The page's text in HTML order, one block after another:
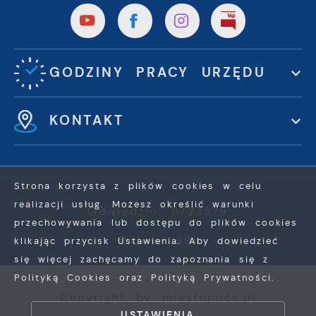
GODZINY PRACY URZĘDU
KONTAKT
Odwiedzin: 3723379
Online: 391
Strona korzysta z plików cookies w celu
realizacji usług. Możesz określić warunki
przechowywania lub dostępu do plików cookies
klikając przycisk Ustawienia. Aby dowiedzieć
się więcej zachęcamy do zapoznania się z
Polityką Cookies oraz Polityką Prywatności.
pośredników prezentujących nasze treści w
postaci wiadomości, ofert, komunikatów
mediów społecznościowych.